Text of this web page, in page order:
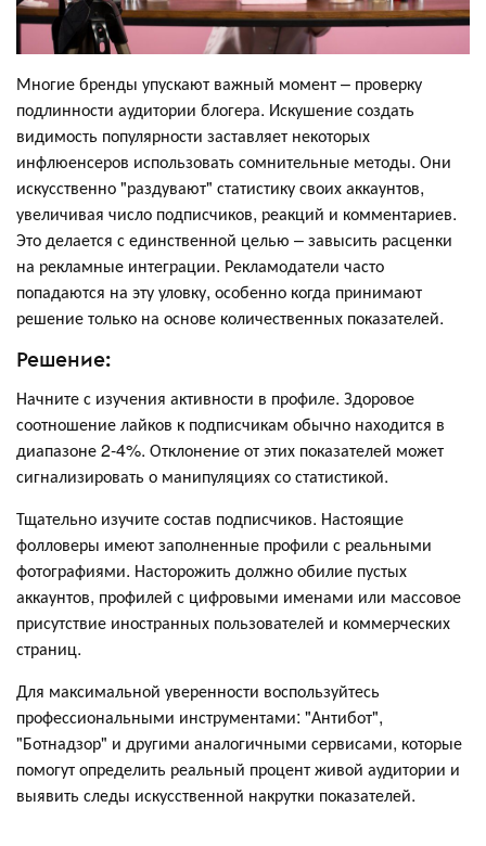
Многие бренды упускают важный момент – проверку
подлинности аудитории блогера. Искушение создать
видимость популярности заставляет некоторых
инфлюенсеров использовать сомнительные методы. Они
искусственно "раздувают" статистику своих аккаунтов,
увеличивая число подписчиков, реакций и комментариев.
Это делается с единственной целью – завысить расценки
на рекламные интеграции. Рекламодатели часто
попадаются на эту уловку, особенно когда принимают
решение только на основе количественных показателей.
Решение:
Начните с изучения активности в профиле. Здоровое
соотношение лайков к подписчикам обычно находится в
диапазоне 2-4%. Отклонение от этих показателей может
сигнализировать о манипуляциях со статистикой.
Тщательно изучите состав подписчиков. Настоящие
фолловеры имеют заполненные профили с реальными
фотографиями. Насторожить должно обилие пустых
аккаунтов, профилей с цифровыми именами или массовое
присутствие иностранных пользователей и коммерческих
страниц.
Для максимальной уверенности воспользуйтесь
профессиональными инструментами: "Антибот",
"Ботнадзор" и другими аналогичными сервисами, которые
помогут определить реальный процент живой аудитории и
выявить следы искусственной накрутки показателей.